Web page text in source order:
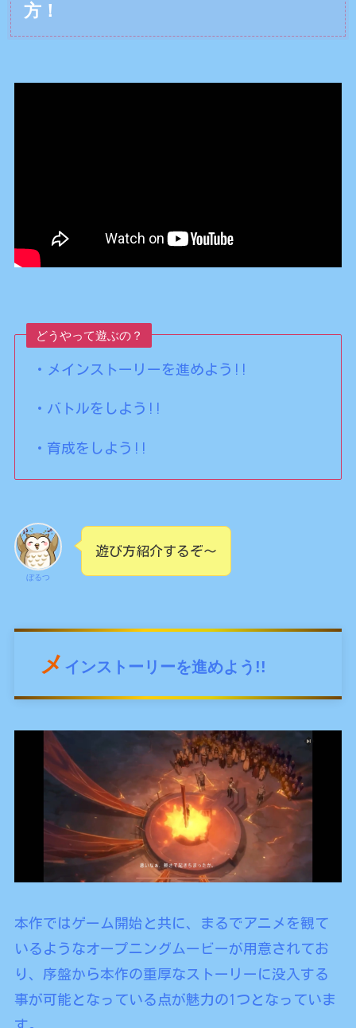
方！
どうやって遊ぶの？
・メインストーリーを進めよう!!
・バトルをしよう!!
・育成をしよう!!
ぼるつ
遊び方紹介するぞ〜
メ インストーリーを進めよう!!
本作ではゲーム開始と共に、まるでアニメを観て
いるようなオープニングムービーが用意されてお
り、序盤から本作の重厚なストーリーに没入する
事が可能となっている点が魅力の1つとなっていま